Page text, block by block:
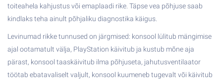
toiteahela kahjustus või emaplaadi rike. Täpse vea põhjuse saab
kindlaks teha ainult põhjaliku diagnostika käigus.
Levinumad rikke tunnused on järgmised: konsool lülitub mängimise
ajal ootamatult välja, PlayStation käivitub ja kustub mõne aja
pärast, konsool taaskäivitub ilma põhjuseta, jahutusventilaator
töötab ebatavaliselt valjult, konsool kuumeneb tugevalt või käivitub